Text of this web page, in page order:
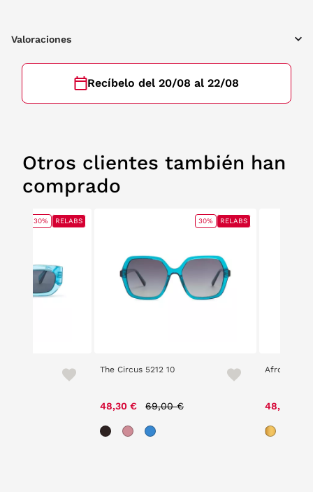
Valoraciones
Recíbelo del 20/08 al 22/08
Otros clientes también han
comprado
30% RELABS
The Circus 5212 10
48,30 € 69,00 €
30% RELABS
Afrodelic
48,30 €